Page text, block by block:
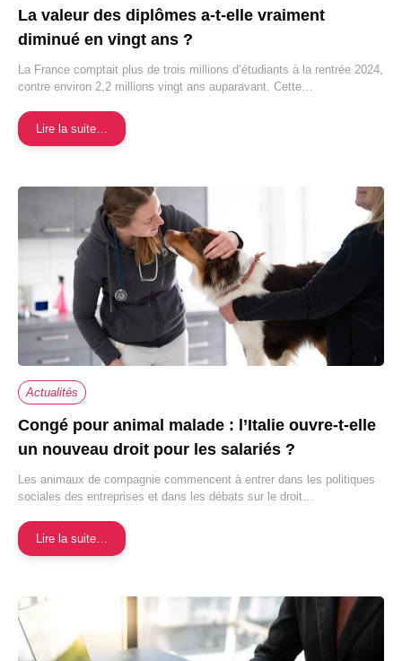
La valeur des diplômes a-t-elle vraiment
diminué en vingt ans ?
La France comptait plus de trois millions d’étudiants à la rentrée 2024,
contre environ 2,2 millions vingt ans auparavant. Cette…
Lire la suite…
Actualités
Congé pour animal malade : l’Italie ouvre-t-elle
un nouveau droit pour les salariés ?
Les animaux de compagnie commencent à entrer dans les politiques
sociales des entreprises et dans les débats sur le droit…
Lire la suite…